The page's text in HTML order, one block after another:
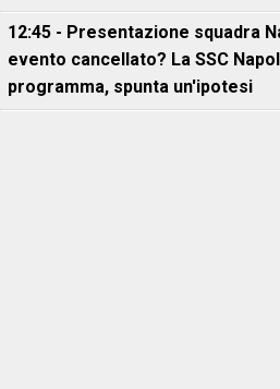
12:45 - Presentazione squadra
evento cancellato? La SSC
programma, spunta un'ipotesi